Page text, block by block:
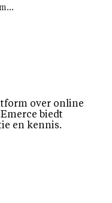
over online
biedt
en kennis.